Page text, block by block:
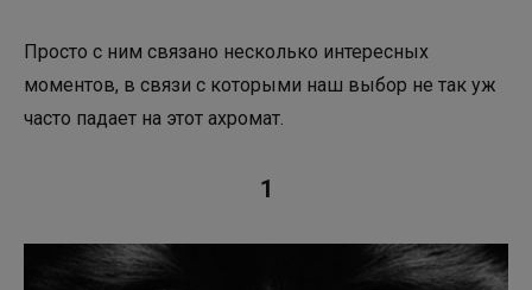
Просто с ним связано несколько интересных
моментов, в связи с которыми наш выбор не так уж
часто падает на этот ахромат.
1